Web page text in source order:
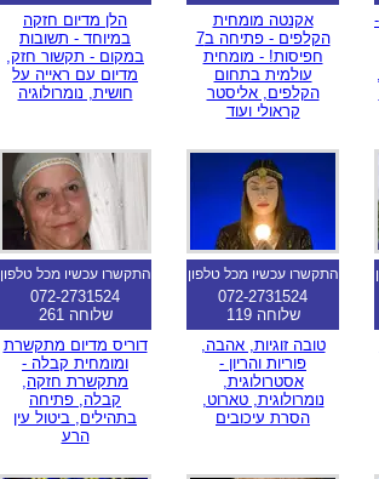
אקנטה מומחית
הקלפים - פתיחה ב7
חפיסות! - מומחית
עולמית בתחום
הקלפים, אליסטר
קראולי ועוד
הלן מדיום חזקה
במיוחד - תשובות
במקום - תקשור חזק,
מדיום עם ראייה על
חושית, נומרולוגיה
התקשרו עכשיו מכל טלפון
072-2731524
שלוחה 119
טובה זוגיות, אהבה,
פוריות והריון -
אסטרולוגית,
נומרולוגית, טארוט,
הסרת עיכובים
התקשרו עכשיו מכל טלפון
072-2731524
שלוחה 261
דוריס מדיום מתקשרת
ומומחית קבלה -
מתקשרת חזקה,
קבלה, פתיחה
בתהילים, ביטול עין
הרע